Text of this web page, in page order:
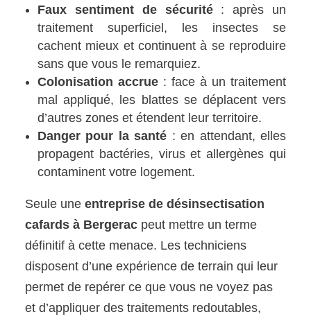
Faux sentiment de sécurité: après un
traitement superficiel, les insectes se
cachent mieux et continuent à se reproduire
sans que vous le remarquiez.
Colonisation accrue : face à un traitement
mal appliqué, les blattes se déplacent vers
d’autres zones et étendent leur territoire.
Danger pour la santé : en attendant, elles
propagent bactéries, virus et allergènes qui
contaminent votre logement.
Seule uneentreprise de désinsectisation
cafards à Bergerac peut mettre un terme
définitif à cette menace. Les techniciens
disposent d’une expérience de terrain qui leur
permet de repérer ce que vous ne voyez pas
et d’appliquer des traitements redoutables,